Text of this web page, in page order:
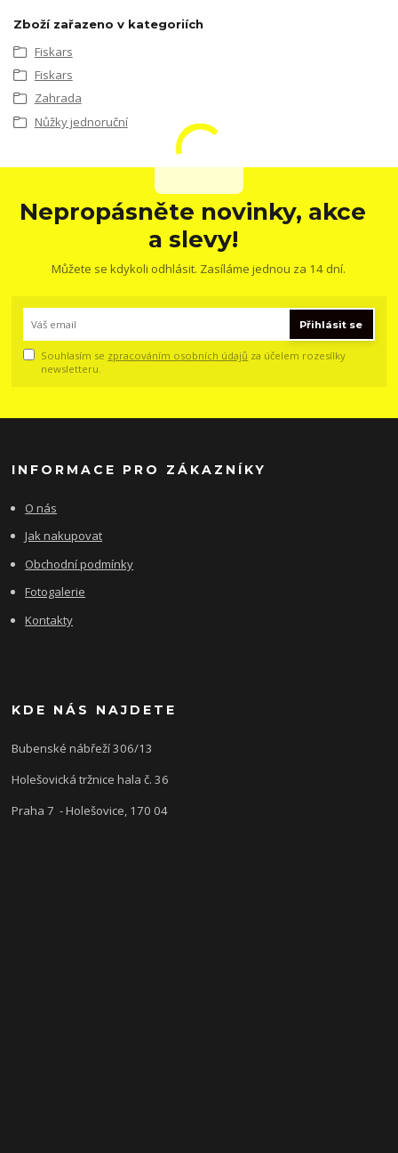
Zboží zařazeno v kategoriích
Fiskars
Fiskars
Zahrada
Nůžky jednoruční
Nepropásněte novinky, akce
a slevy!
Můžete se kdykoli odhlásit. Zasíláme jednou za 14 dní.
Přihlásit se
Souhlasím se zpracováním osobních údajů za účelem rozesílky
newsletteru.
INFORMACE PRO ZÁKAZNÍKY
O nás
Jak nakupovat
Obchodní podmínky
Fotogalerie
Kontakty
KDE NÁS NAJDETE
Bubenské nábřeží 306/13
Holešovická tržnice hala č. 36
Praha 7 - Holešovice, 170 04